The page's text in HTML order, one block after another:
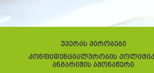
უპერას პირობები
კონფიდენციალურობის
ანგარიშის ამონაწერი